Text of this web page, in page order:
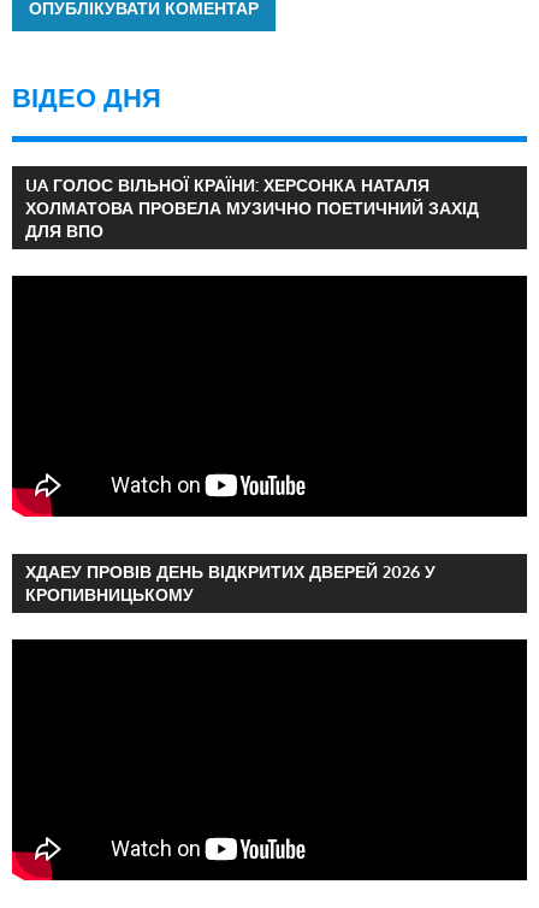
ВІДЕО ДНЯ
UA ГОЛОС ВІЛЬНОЇ КРАЇНИ: ХЕРСОНКА НАТАЛЯ
ХОЛМАТОВА ПРОВЕЛА МУЗИЧНО ПОЕТИЧНИЙ ЗАХІД
ДЛЯ ВПО
ХДАЕУ ПРОВІВ ДЕНЬ ВІДКРИТИХ ДВЕРЕЙ 2026 У
КРОПИВНИЦЬКОМУ